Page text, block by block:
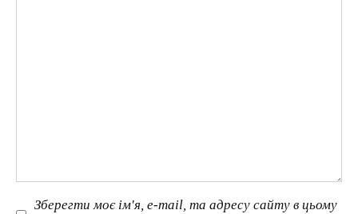
Зберегти моє ім'я, e-mail, та адресу сайту в цьому